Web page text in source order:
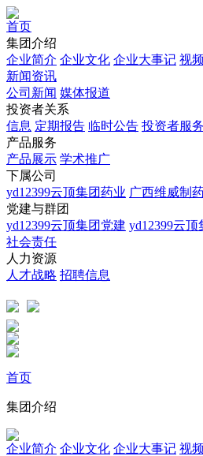
首页
集团介绍
企业简介 企业文化 企业⼤事记 视
新闻资讯
公司新闻 媒体报道
投资者关系
信息 定期报告 临时公告 投资者服务
产品服务
产品展示 学术推广
下属公司
yd12399云顶集团药业 广西维威制
党建与群团
yd12399云顶集团党建 yd12399云顶
社会责任
人力资源
人才战略 招聘信息
首页
集团介绍
企业简介 企业文化 企业⼤事记 视